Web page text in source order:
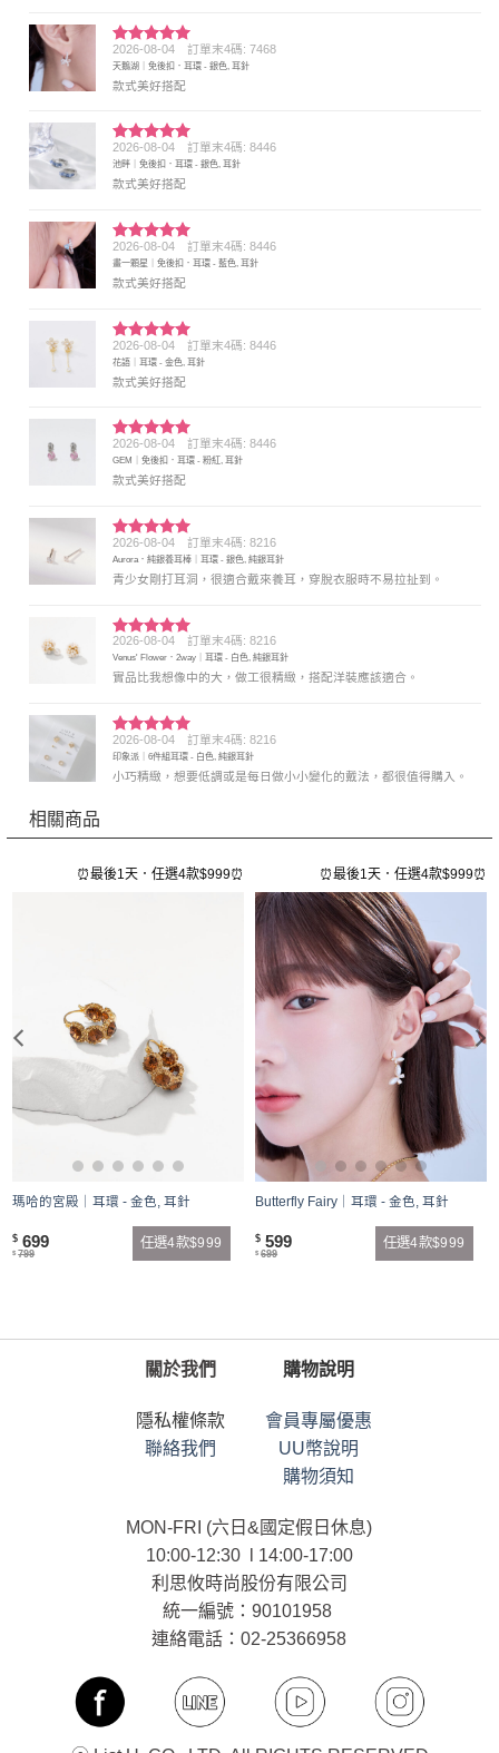
評分5滿
分 5
2026-08-04 訂單末4碼: 7468
天鵝湖｜免後扣．耳環 - 銀色, 耳針
款式美好搭配
評分5 滿
分 5
2026-08-04 訂單末4碼: 8446
池畔｜免後扣．耳環 - 銀色, 耳針
款式美好搭配
評分5 滿
分 5
2026-08-04 訂單末4碼: 8446
畫一顆星｜免後扣．耳環 - 藍色, 耳針
款式美好搭配
評分5滿
分 5
2026-08-04 訂單末4碼: 8446
花語｜耳環 - 金色, 耳針
款式美好搭配
評分5 滿
分 5
2026-08-04 訂單末4碼: 8446
GEM｜免後扣．耳環 - 粉紅, 耳針
款式美好搭配
評分5 滿
分 5
2026-08-04 訂單末4碼: 8216
Aurora．純銀養耳棒｜耳環 - 銀色, 純銀耳針
青少女剛打耳洞，很適合戴來養耳，穿脫衣服時不易拉扯到。
評分5 滿
分 5
2026-08-04 訂單末4碼: 8216
Venus' Flower．2way｜耳環 - 白色, 純銀耳針
實品比我想像中的大，做工很精緻，搭配洋裝應該適合。
評分5 滿
分 5
2026-08-04 訂單末4碼: 8216
印象派｜6件組耳環 - 白色, 純銀耳針
小巧精緻，想要低調或是每日做小小變化的戴法，都很值得購入。
相關商品
⏰最後1天．任選4款$999⏰
瑪哈的宮殿｜耳環 - 金色, 耳針
$ 699
$ 799
任選4款$999
⏰最後1天．任選4款$999⏰
Butterfly Fairy｜耳環 - 金色, 耳針
$ 599
$ 699
任選4款$999
關於我們
隱私權條款
聯絡我們
購物說明
會員專屬優惠
UU幣說明
購物須知
MON-FRI (六日&國定假日休息)
10:00-12:30 l 14:00-17:00
利思攸時尚股份有限公司
統一編號：90101958
連絡電話：02-25366958